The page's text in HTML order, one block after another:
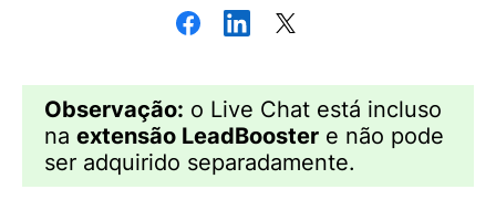
Observação: o Live Chat está incluso
na extensão LeadBooster e não pode
ser adquirido separadamente.